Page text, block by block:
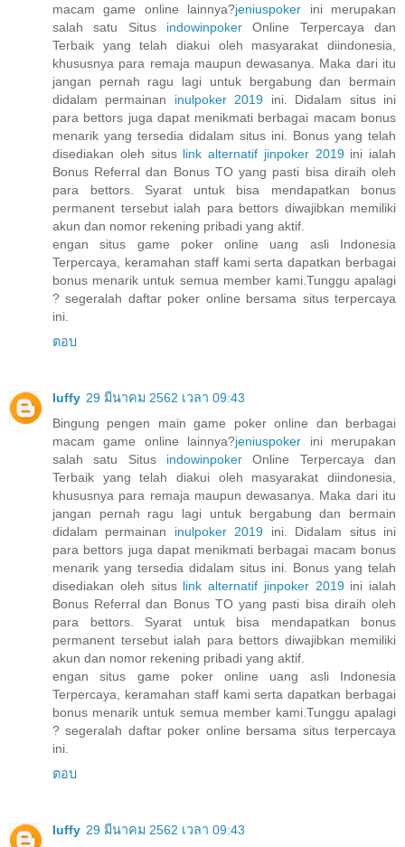
macam game online lainnya?jeniuspoker ini merupakan
salah satu Situs indowinpoker Online Terpercaya dan
Terbaik yang telah diakui oleh masyarakat diindonesia,
khususnya para remaja maupun dewasanya. Maka dari itu
jangan pernah ragu lagi untuk bergabung dan bermain
didalam permainan inulpoker 2019 ini. Didalam situs ini
para bettors juga dapat menikmati berbagai macam bonus
menarik yang tersedia didalam situs ini. Bonus yang telah
disediakan oleh situs link alternatif jinpoker 2019ini ialah
Bonus Referral dan Bonus TO yang pasti bisa diraih oleh
para bettors. Syarat untuk bisa mendapatkan bonus
permanent tersebut ialah para bettors diwajibkan memiliki
akun dan nomor rekening pribadi yang aktif.
engan situs game poker online uang asli Indonesia
Terpercaya, keramahan staff kami serta dapatkan berbagai
bonus menarik untuk semua member kami.Tunggu apalagi
? segeralah daftar poker online bersama situs terpercaya
ini.
ตอบ
luffy 29 มีนาคม 2562 เวลา 09:43
Bingung pengen main game poker online dan berbagai
macam game online lainnya?jeniuspoker ini merupakan
salah satu Situs indowinpoker Online Terpercaya dan
Terbaik yang telah diakui oleh masyarakat diindonesia,
khususnya para remaja maupun dewasanya. Maka dari itu
jangan pernah ragu lagi untuk bergabung dan bermain
didalam permainan inulpoker 2019 ini. Didalam situs ini
para bettors juga dapat menikmati berbagai macam bonus
menarik yang tersedia didalam situs ini. Bonus yang telah
disediakan oleh situs link alternatif jinpoker 2019ini ialah
Bonus Referral dan Bonus TO yang pasti bisa diraih oleh
para bettors. Syarat untuk bisa mendapatkan bonus
permanent tersebut ialah para bettors diwajibkan memiliki
akun dan nomor rekening pribadi yang aktif.
engan situs game poker online uang asli Indonesia
Terpercaya, keramahan staff kami serta dapatkan berbagai
bonus menarik untuk semua member kami.Tunggu apalagi
? segeralah daftar poker online bersama situs terpercaya
ini.
ตอบ
luffy 29 มีนาคม 2562 เวลา 09:43